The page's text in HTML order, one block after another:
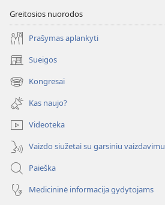
Greitosios nuorodos
Prašymas aplankyti
Sueigos
(atsiveria
naujas
langas)
Kongresai
(atsiveria
naujas
langas)
Kas naujo?
Videoteka
Vaizdo siužetai su garsiniu vaizdavimu
Paieška
Medicininė informacija gydytojams